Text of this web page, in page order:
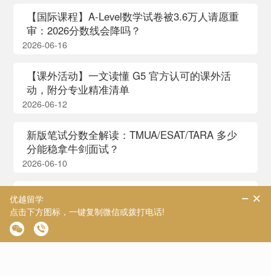
【国际课程】A-Level数学试卷被3.6万人请愿重
审：2026分数线会降吗？
2026-06-16
【课外活动】一文读懂 G5 官方认可的课外活
动，附分专业精准清单
2026-06-12
新版笔试分数全解读：TMUA/ESAT/TARA 多少
分能稳拿牛剑面试？
2026-06-10
【国际课程】A-Level 最大隐形深坑：比考试更
致命的是合分与重考规则！
2026-05-29